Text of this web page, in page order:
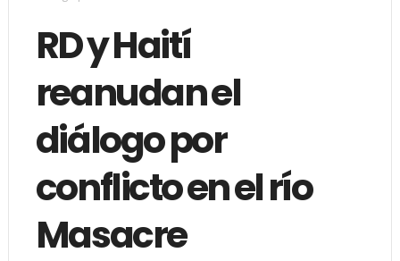
RD y Haití
reanudan el
diálogo por
conflicto en el río
Masacre